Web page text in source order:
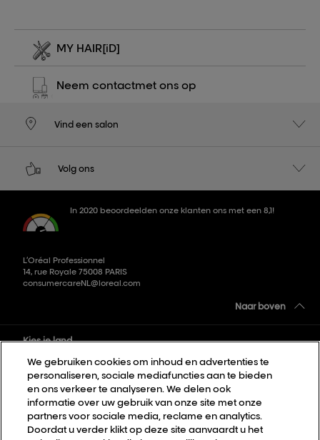
MY HAIR[iD]
Neem contactmet ons op
Vind een salon
Volg ons
In 2020 beoordeelden onze klanten ons met een 8,1!
L’Oréal Professionnel
14, rue Royale 75008 PARIS
consumercareNL@loreal.com
Naar boven
Kies je land
Sitemap
Algemene voorwaarden
Privacybeleid
We gebruiken cookies om inhoud en advertenties te
personaliseren, sociale mediafuncties aan te bieden
en ons verkeer te analyseren. We delen ook
informatie over uw gebruik van onze site met onze
partners voor sociale media, reclame en analytics.
Doordat u verder klikt op deze site aanvaardt u het